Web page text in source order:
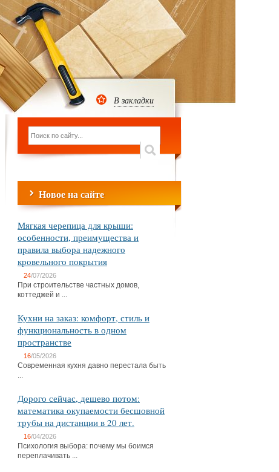
В закладки
Новое на сайте
Мягкая черепица для крыши:
особенности, преимущества и
правила выбора надежного
кровельного покрытия
24/07/2026
При строительстве частных домов,
коттеджей и ...
Кухни на заказ: комфорт, стиль и
функциональность в одном
пространстве
16/05/2026
Современная кухня давно перестала быть
...
Дорого сейчас, дешево потом:
математика окупаемости бесшовной
трубы на дистанции в 20 лет.
16/04/2026
Психология выбора: почему мы боимся
переплачивать ...